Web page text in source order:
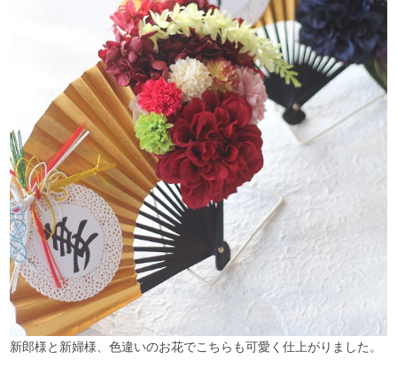
新郎様と新婦様、色違いのお花でこちらも可愛く仕上がりました。